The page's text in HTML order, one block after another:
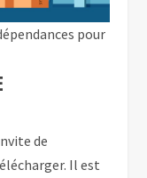
pour
de
Il est